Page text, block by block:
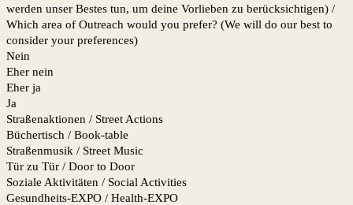
werden unser Bestes tun, um deine Vorlieben zu berücksichtigen) /
Which area of ​​Outreach would you prefer? (We will do our best to
consider your preferences)
Nein
Eher nein
Eher ja
Ja
Straßenaktionen / Street Actions
Büchertisch / Book-table
Straßenmusik / Street Music
Tür zu Tür / Door to Door
Soziale Aktivitäten / Social Activities
Gesundheits-EXPO / Health-EXPO